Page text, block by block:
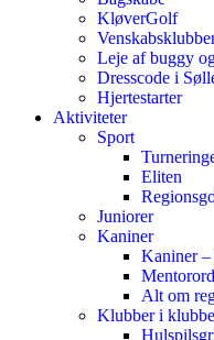
KløverGolf
Leje af buggy
Dresscode i
Hjertestarter
Aktiviteter
Sport
Eliten
Juniorer
Kaniner
Kaniner –
Alt om
Klubber i